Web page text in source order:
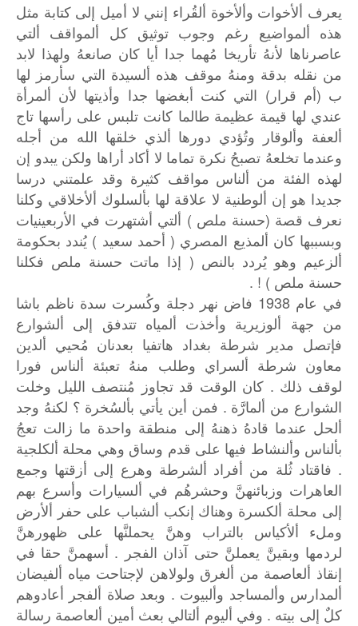
يعرف ألأخوات وألأخوة ألقُراء إنني لا أميل إلى كتابة مثل
هذه ألمواضيع رغم وجوب توثيق كل ألمواقف ألتي
عاصرناها لأنهُ تأريخا مُهما جدا أيا كان صانعهُ ولهذا لابد
من نقله بدقة ومنهُ موقف هذه ألسيدة التي سأرمز لها
ب (أم قرار) التي كنت أبغضها جدا وأذيتها لأن ألمرأة
عندي لها قيمة عظيمة طالما كانت تلبس على رأسها تاج
ألعفة وألوقار وتُؤدي دورها ألذي خلقها الله من أجله
وعندما تخلعهُ تصبحُ نكرة تماما لا أكاد أراها ولكن يبدو إن
لهذه الفئة من ألناس مواقف كثيرة وقد علمتني درسا
جديدا هو إن ألوطنية لا علاقة لها بألسلوك ألأخلاقي وكلنا
نعرف قصة (حسنة ملص ) ألتي أشتهرت في الأربعينيات
وبسببها كان ألمذيع المصري ( أحمد سعيد ) يُندد بحكومة
ألزعيم وهو يُردد بالنص ( إذا ماتت حسنة ملص فكلنا
حسنة ملص ) ! .
في عام 1938 فاض نهر دجلة وكُسرت سدة ناظم باشا
من جهة ألوزيرية وأخذت ألمياه تتدفق إلى ألشوارع
فإتصل مدير شرطة بغداد هاتفيا بعدنان مُحيي ألدين
معاون شرطة ألسراي وطلب منهُ تعبئة ألناس فورا
لوقف ذلك . كان الوقت قد تجاوز مُنتصف الليل وخلت
الشوارع من ألمارَّة . فمن أين يأتي بألسُخرة ؟ لكنهُ وجد
ألحل عندما قادهُ ذهنهُ إلى منطقة واحدة ما زالت تعجُ
بألناس وألنشاط فيها على قدم وساق وهي محلة ألكلجية
. فاقتاد ثُلة من أفراد ألشرطة وهرع إلى أزقتها وجمع
العاهرات وزبائنهنَّ وحشرهُم في ألسيارات وأسرع بهم
إلى محلة ألكسرة وهناك إنكب ألشباب على حفر ألأرض
وملء ألأكياس بالتراب وهنَّ يحملنَّها على ظهورهنَّ
لردمها وبقينَّ يعملنَّ حتى آذان الفجر . أسهمنَّ حقا في
إنقاذ ألعاصمة من ألغرق ولولاهن لإجتاحت مياه ألفيضان
ألمدارس وألمساجد وألبيوت . وبعد صلاة ألفجر أعادوهم
كلٌ إلى بيته . وفي أليوم ألتالي بعث أمين ألعاصمة رسالة